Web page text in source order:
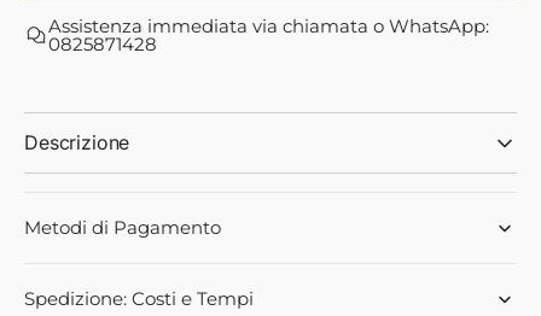
1441722X1
-
1441722X1
-
Assistenza immediata via chiamata o WhatsApp:
0825871428
Descrizione
Metodi di Pagamento
Spedizione: Costi e Tempi